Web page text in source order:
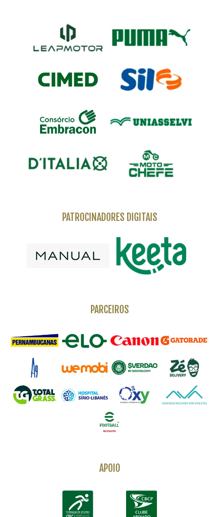
PATROCINADORES DIGITAIS
PARCEIROS
APOIO